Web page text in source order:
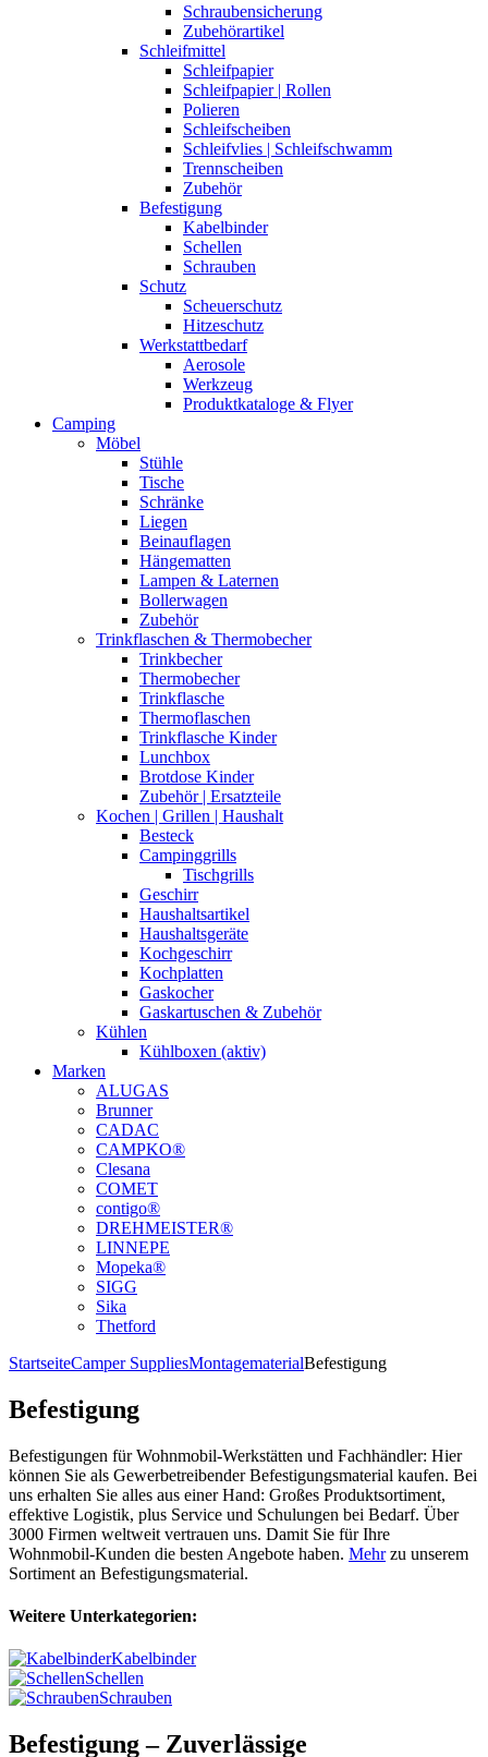
Schraubensicherung
Zubehörartikel
Schleifmittel
Schleifpapier
Schleifpapier | Rollen
Polieren
Schleifscheiben
Schleifvlies | Schleifschwamm
Trennscheiben
Zubehör
Befestigung
Kabelbinder
Schellen
Schrauben
Schutz
Scheuerschutz
Hitzeschutz
Werkstattbedarf
Aerosole
Werkzeug
Produktkataloge & Flyer
Camping
Möbel
Stühle
Tische
Schränke
Liegen
Beinauflagen
Hängematten
Lampen & Laternen
Bollerwagen
Zubehör
Trinkflaschen & Thermobecher
Trinkbecher
Thermobecher
Trinkflasche
Thermoflaschen
Trinkflasche Kinder
Lunchbox
Brotdose Kinder
Zubehör | Ersatzteile
Kochen | Grillen | Haushalt
Besteck
Campinggrills
Tischgrills
Geschirr
Haushaltsartikel
Haushaltsgeräte
Kochgeschirr
Kochplatten
Gaskocher
Gaskartuschen & Zubehör
Kühlen
Kühlboxen (aktiv)
Marken
ALUGAS
Brunner
CADAC
CAMPKO®
Clesana
COMET
contigo®
DREHMEISTER®
LINNEPE
Mopeka®
SIGG
Sika
Thetford
StartseiteCamper SuppliesMontagematerialBefestigung
Befestigung
Befestigungen für Wohnmobil-Werkstätten und Fachhändler: Hier
können Sie als Gewerbetreibender Befestigungsmaterial kaufen. Bei
uns erhalten Sie alles aus einer Hand: Großes Produktsortiment,
effektive Logistik, plus Service und Schulungen bei Bedarf. Über
3000 Firmen weltweit vertrauen uns. Damit Sie für Ihre
Wohnmobil-Kunden die besten Angebote haben. Mehrzu unserem
Sortiment an Befestigungsmaterial.
Weitere Unterkategorien:
Kabelbinder
Schellen
Schrauben
Befestigung – Zuverlässige